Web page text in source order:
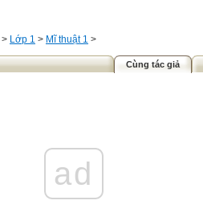
> Lớp 1 > Mĩ thuật 1 >
Cùng tác giả
ad